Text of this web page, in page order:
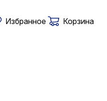
Избранное Корзина